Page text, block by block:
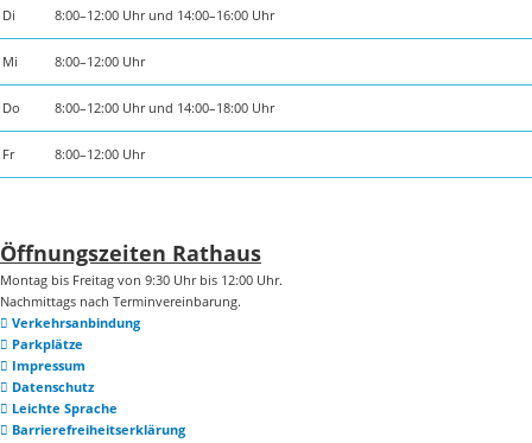
Di 8:00–12:00 Uhr und 14:00–16:00 Uhr
Mi 8:00–12:00 Uhr
Do 8:00–12:00 Uhr und 14:00–18:00 Uhr
Fr 8:00–12:00 Uhr
Öffnungszeiten Rathaus
Montag bis Freitag von 9:30 Uhr bis 12:00 Uhr.
Nachmittags nach Terminvereinbarung.
Verkehrsanbindung
Parkplätze
Impressum
Datenschutz
Leichte Sprache
Barrierefreiheitserklärung